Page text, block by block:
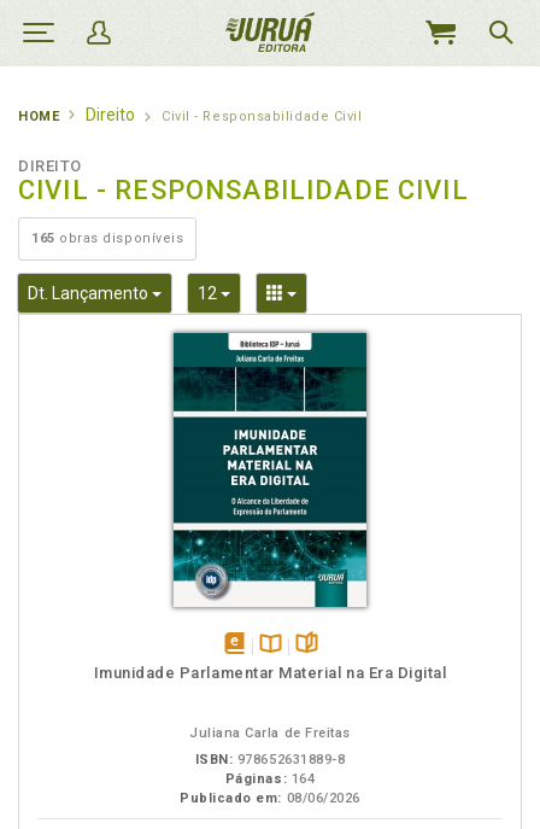
MEU
HOME Direito Civil - Responsabilidade Civil
DIREITO
CIVIL - RESPONSABILIDADE CIVIL
165 obras disponíveis
Dt. Lançamento Toggle Dropdown
12 Toggle DropdownToggle Dropdown
disponívelDisponível
páginas
Imunidade Parlamentar Material na Era Digital
Juliana Carla de Freitas
ISBN: 978652631889-8
Páginas: 164
Publicado em: 08/06/2026